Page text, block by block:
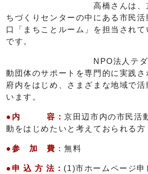
高橋さんは、京田辺
ちづくりセンターの中にある市民
口「まちことルーム」を担当され
です。
NPO法人テダスと
動団体のサポートを専門的に実践
府内をはじめ、さまざまな地域で活
います。
●内 容：京田辺市内の市民活
動をはじめたいと考えておられる方
●参 加 費 ：無料
●申 込 方 法： (1)市ホームページ申